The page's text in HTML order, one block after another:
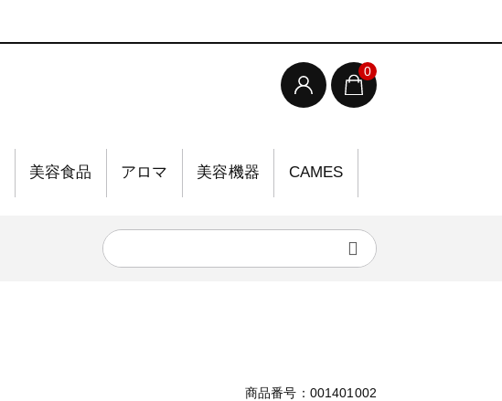
0
美容食品 アロマ 美容機器 CAMES
商品番号：001401002